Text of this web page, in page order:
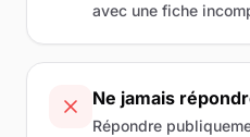
avec une fiche
Ne jamais
Répondre